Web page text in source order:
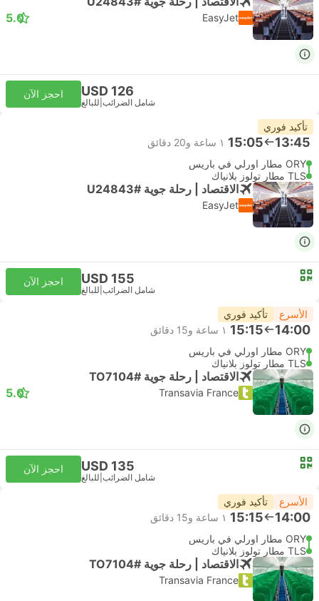
EasyJet
5.0
USD 126
شامل الضرائب للبالغ
احجز الآن
تأكيد فوري
13:45
15:05 ١ ساعة و‫20 دقائق
ORY مطار اورلي في باريس
TLS مطار تولوز بلانياك
الاقتصاد | رحلة جوية #U24843
EasyJet
USD 155
شامل الضرائب للبالغ
احجز الآن
الأسرع تأكيد فوري
14:00
15:15 ١ ساعة و‫15 دقائق
ORY مطار اورلي في باريس
TLS مطار تولوز بلانياك
الاقتصاد | رحلة جوية #TO7104
Transavia France
5.0
USD 135
شامل الضرائب للبالغ
احجز الآن
الأسرع تأكيد فوري
14:00
15:15 ١ ساعة و‫15 دقائق
ORY مطار اورلي في باريس
TLS مطار تولوز بلانياك
الاقتصاد | رحلة جوية #TO7104
Transavia France